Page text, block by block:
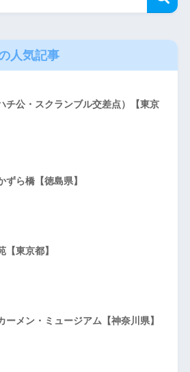
人気記事
チ公・スクランブル交差点）【東京
ずら橋【徳島県】
【東京都】
ーメン・ミュージアム【神奈川県】